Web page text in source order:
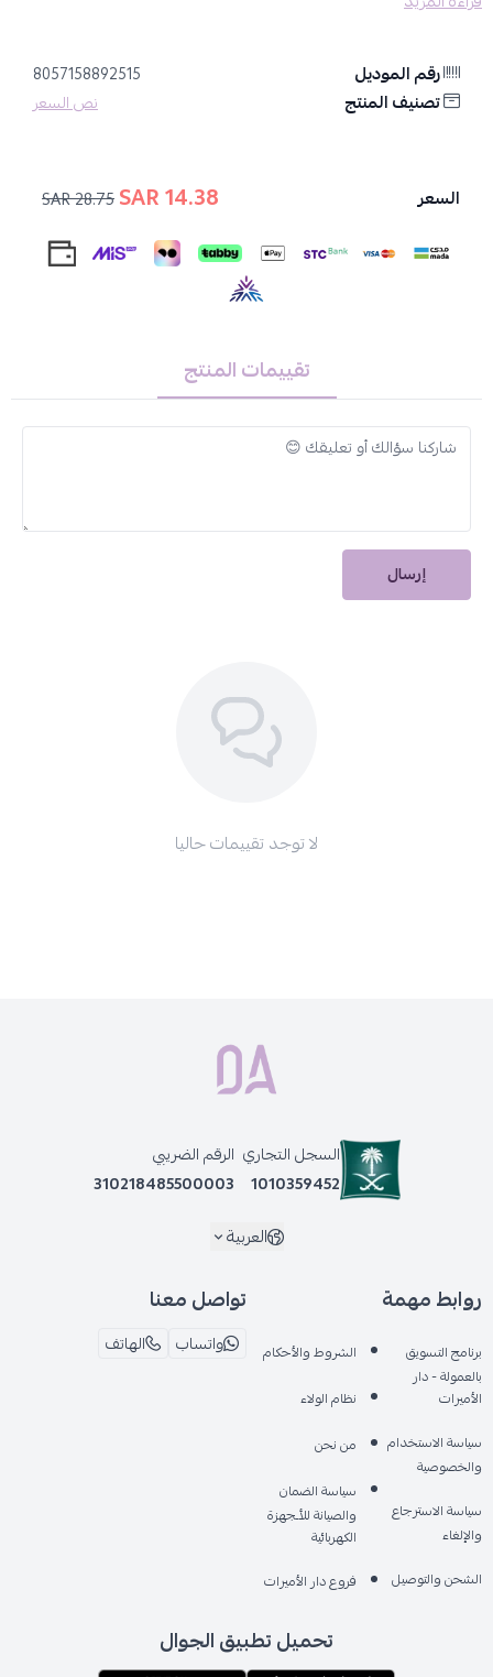
المزايا:
تغطية كاملة للشعر الأبيض مع نتائج تدوم طويلاً.
تركيبة مغذية تحافظ على نعومة ولمعان الشعر.
مكونات المنتج:
تركيبة ثورية غنية بالسيراميد والبرو بروتين ومُركب كومبلكس للإصلاح
الفوري، تغذي الشعر وتعزز صحة فروة الرأس
تعليمات هامة:
اختبار الحساسية قبل استخدام الصبغة أمر ضروري لضمان سلامتك.
الصبغة غير مناسبة للأشخاص أقل من 16 سنة.
احصلي على لون شعر بني ثابت وأنيق معزيرو 35
، وانعمي بشعر صحي ولمعان يدوم طويلاً.
اطلبيه الآن واختاري كل ما تحتاجينه وأكثر من
منتجات أخرى قد تعجبك أيضًا:
رقم الموديل 8057158892515
تصنيف المنتج نص السعر
السعر 14.38 SAR
28.75 SAR
تقييمات المنتج
إرسال
لا توجد تقييمات حاليا
السجل التجاري
1010359452
الرقم الضريبي
310218485500003
العربية
روابط مهمة
برنامج التسويق
بالعمولة - دار
الأميرات
سياسة الاستخدام
والخصوصية
سياسة الاسترجاع
والإلغاء
الشحن والتوصيل
الشروط والأحكام
نظام الولاء
من نحن
سياسة الضمان
والصيانة للأـجهزة
الكهربائية
فروع دار الأميرات
تواصل معنا
واتساب الهاتف
تحميل تطبيق الجوال